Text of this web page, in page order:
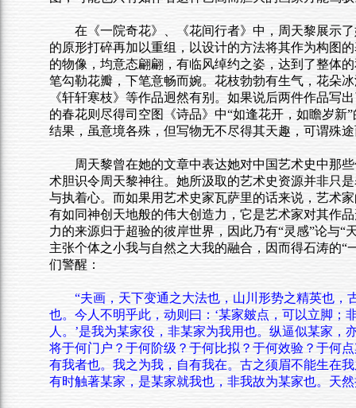
在《一院奇花》、《花间行者》中，周天黎展示
的原形打碎再加以重组，以设计的方法将其作为构图
的物像，均意态翩翩，有临风绰约之姿，达到了整体
笔勾勒花瓣，下笔意畅而婉。花枝勃勃有生气，花朵
《轩轩寒枝》等作品迥然有别。如果说后两件作品写
的春花则尽得司空图《诗品》中“如逢花开，如瞻岁
结果，虽意境各殊，但写物无不尽得其天趣，可谓殊
周天黎曾在她的文章中表达她对中国艺术史中那
术胆识令周天黎神往。她所汲取的艺术史资源并非只
与执着心。而如果用艺术史家瓦萨里的话来说，艺术
有如同神创天地般的伟大创造力，它是艺术家对其作
力的来源归于超验的彼岸世界，因此乃有“灵感”论与
主张个体之小我与自然之大我的融合，因而得石涛的
们警醒：
“夫画，天下变通之大法也，山川形势之精英也
也。今人不明乎此，动则曰：‘某家皴点，可以立脚
人。’是我为某家役，非某家为我用也。纵逼似某家
将于何门户？于何阶级？于何比拟？于何效验？于何
有我者也。我之为我，自有我在。古之须眉不能生在
有时触著某家，是某家就我也，非我故为某家也。天